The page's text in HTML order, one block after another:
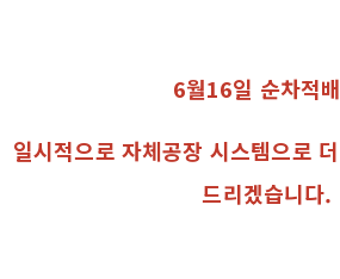
6월16일 순차적
일시적으로 자체공장 시스템으로
드리겠습니다.